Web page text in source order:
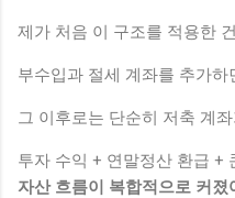
제가 처음 이 구조를 적용한
부수입과 절세 계좌를 추가하
그 이후로는 단순히 저축 계
투자 수익 + 연말정산 환급 +
자산 흐름이 복합적으로 커졌